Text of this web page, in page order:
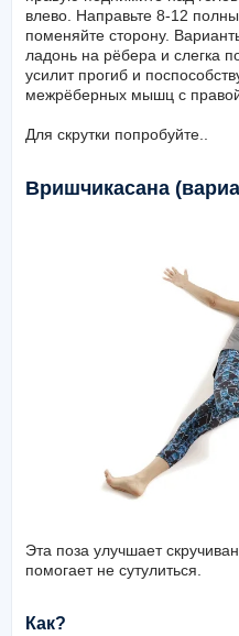
влево. Направьте 8-12
поменяйте сторону.
ладонь на рёбера и слегка
усилит прогиб и
межрёберных мышц с
Для скрутки попробуйте..
Вришчикасана
Эта поза улучшает
помогает не сутулиться.
Как?